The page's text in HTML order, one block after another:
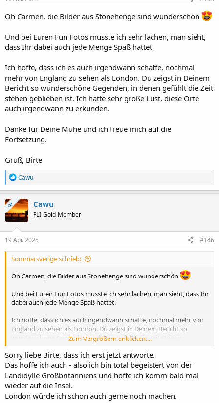
:
Oh Carmen, die Bilder aus Stonehenge sind wunderschön
Und bei Euren Fun Fotos musste ich sehr lachen, man sieht,
dass Ihr dabei auch jede Menge Spaß hattet.
Ich hoffe, dass ich es auch irgendwann schaffe, nochmal
mehr von England zu sehen als London. Du zeigst in Deinem
Bericht so wunderschöne Gegenden, in denen gefühlt die Zeit
stehen geblieben ist. Ich hätte sehr große Lust, diese Orte
auch irgendwann zu erkunden.
Danke für Deine Mühe und ich freue mich auf die
Fortsetzung.
Gruß, Birte
R
e
a
k
t
i
o
n
e
Cawu
OP Cawu
FLI-Gold-Member
19 Apr. 2025 #146
Sommarsverige schrieb:
Oh Carmen, die Bilder aus Stonehenge sind wunderschön
Und bei Euren Fun Fotos musste ich sehr lachen, man sieht, dass Ihr
dabei auch jede Menge Spaß hattet.
Ich hoffe, dass ich es auch irgendwann schaffe, nochmal mehr von
England zu sehen als London. Du zeigst in Deinem Bericht so
wunderschöne Gegenden, in denen gefühlt die Zeit stehen
irgendwann zu erkunden.
Danke für Deine Mühe und ich freue mich auf die Fortsetzung.
Gruß, Birte
Zum Vergrößern anklicken....
Sorry liebe Birte, dass ich erst jetzt antworte.
Das hoffe ich auch - also ich bin total begeistert von der
Landidylle Großbritanniens und hoffe ich komm bald mal
wieder auf die Insel.
London würde ich schon auch gerne noch machen.